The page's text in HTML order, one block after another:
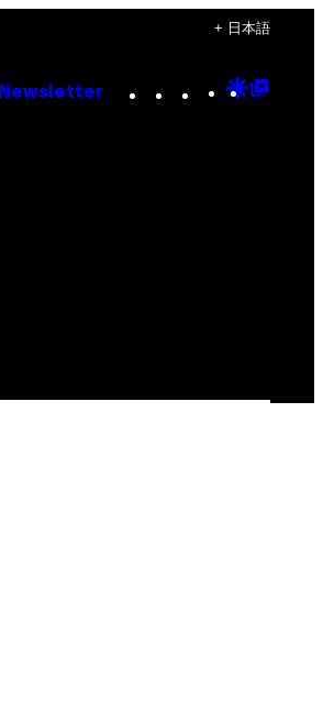
+ 日本語
Newsletter Instagram
TikTok
YouTube
Google